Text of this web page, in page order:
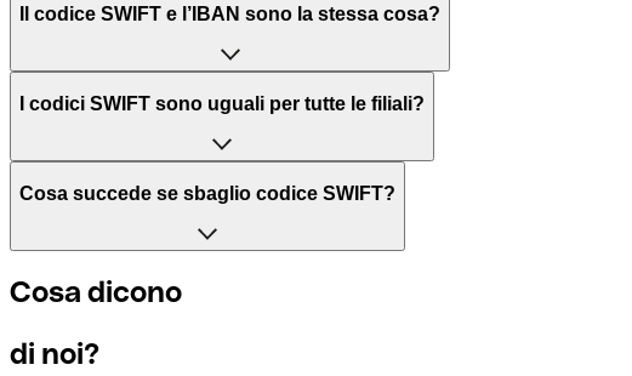
Il codice SWIFT e l’IBAN sono la stessa cosa?
L'acronimo SWIFT sta per “Society for Worldwide Interbank
Il BIC, invece, sta per “Bank Identifier Code” ed è una sequenza di
I codici SWIFT sono uguali per tutte le filiali?
Dipende dalle banche. In alcuni casi le banche utilizzano lo stesso
Per sapere a quale filiale fa riferimento un codice SWIFT, è
Cosa succede se sbaglio codice SWIFT?
Se per caso invii un pagamento a un codice SWIFT esistente ma
Se ti accorgi di aver usato un codice SWIFT sbagliato, contatta
Cosa dicono
di noi?